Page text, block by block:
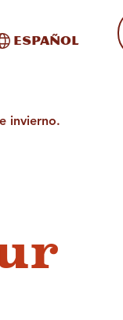
en el sitio
Español
invierno.